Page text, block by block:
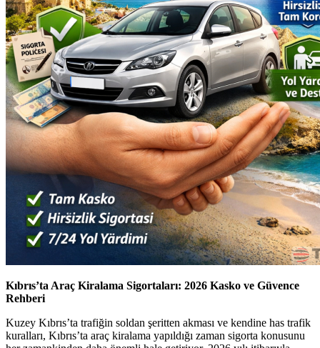
Kıbrıs’ta Araç Kiralama Sigortaları: 2026 Kasko ve Güvence
Rehberi
Kuzey Kıbrıs’ta trafiğin soldan şeritten akması ve kendine has trafik
kuralları, Kıbrıs’ta araç kiralama yapıldığı zaman sigorta konusunu